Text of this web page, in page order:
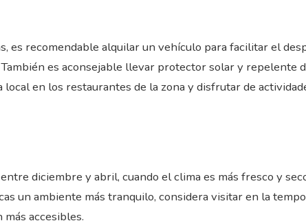
es recomendable alquilar un vehículo para facilitar el
es aconsejable llevar protector solar y repelente
en los restaurantes de la zona y disfrutar de
diciembre y abril, cuando el clima es más fresco y
un ambiente más tranquilo, considera visitar en la
accesibles.